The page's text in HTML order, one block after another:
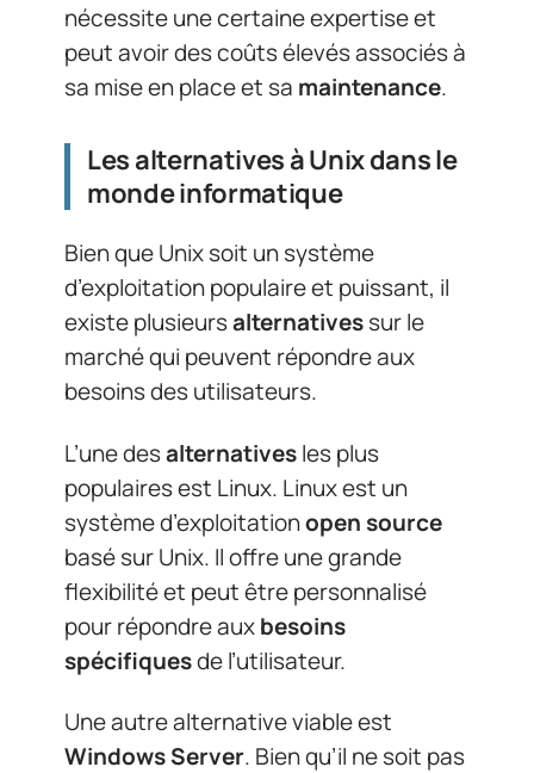
nécessite une certaine expertise et
peut avoir des coûts élevés associés à
sa mise en place et sa maintenance.
Les alternatives à Unix dans le
monde informatique
Bien que Unix soit un système
d’exploitation populaire et puissant, il
existe plusieursalternativessur le
marché qui peuvent répondre aux
besoins des utilisateurs.
L’une desalternativesles plus
populaires est Linux. Linux est un
système d’exploitationopen source
basé sur Unix. Il offre une grande
flexibilité et peut être personnalisé
pour répondre auxbesoins
spécifiquesde l’utilisateur.
Une autre alternative viable est
Windows Server. Bien qu’il ne soit pas